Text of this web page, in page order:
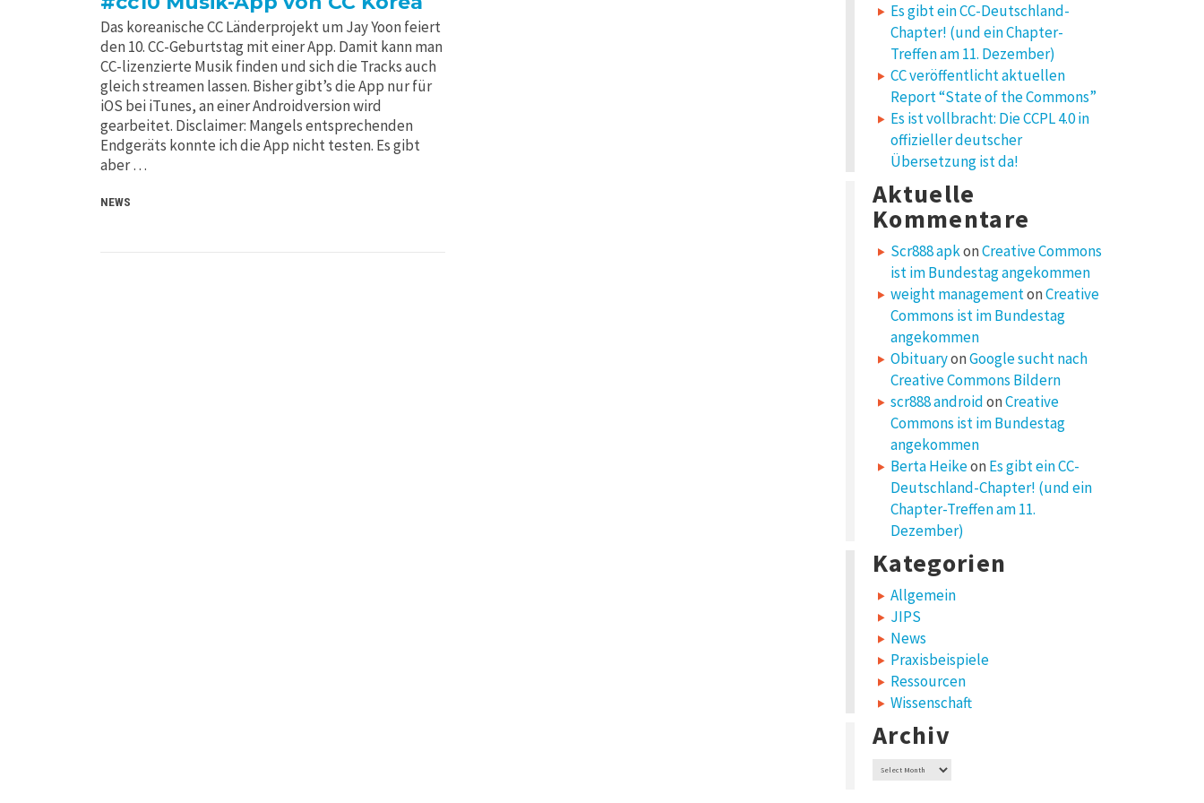
Das koreanische CC Länderprojekt um Jay Yoon feiert
den 10. CC-Geburtstag mit einer App. Damit kann man
CC-lizenzierte Musik finden und sich die Tracks auch
gleich streamen lassen. Bisher gibt’s die App nur für
iOS bei iTunes, an einer Androidversion wird
gearbeitet. Disclaimer: Mangels entsprechenden
Endgeräts konnte ich die App nicht testen. Es gibt
aber …
NEWS
Es gibt ein CC-Deutschland-
Chapter! (und ein Chapter-
Treffen am 11. Dezember)
CC veröffentlicht aktuellen
Report “State of the Commons”
Es ist vollbracht: Die CCPL 4.0 in
offizieller deutscher
Übersetzung ist da!
Aktuelle
Kommentare
Scr888 apkonCreative Commons
ist im Bundestag angekommen
weight managementonCreative
Commons ist im Bundestag
angekommen
ObituaryonGoogle sucht nach
Creative Commons Bildern
scr888 androidonCreative
Commons ist im Bundestag
angekommen
Berta Heikeon Es gibt ein CC-
Deutschland-Chapter! (und ein
Chapter-Treffen am 11.
Dezember)
Kategorien
Allgemein
JIPS
News
Praxisbeispiele
Ressourcen
Wissenschaft
Archiv
Archiv